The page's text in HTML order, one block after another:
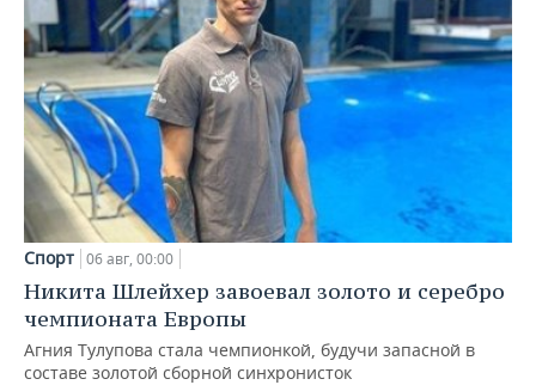
Спорт 06 авг, 00:00
Никита Шлейхер завоевал золото и серебро
чемпионата Европы
Агния Тулупова стала чемпионкой, будучи запасной в
составе золотой сборной синхронисток